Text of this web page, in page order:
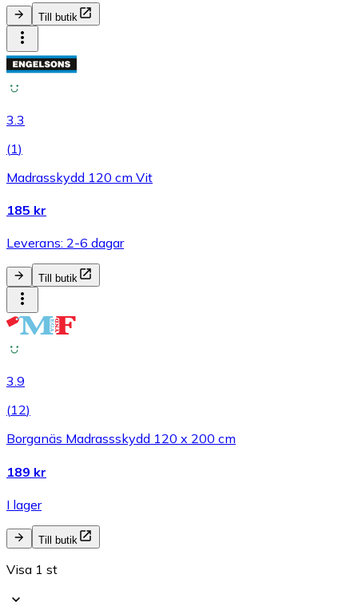
Till butik
3.3
(1)
Madrasskydd 120 cm Vit
185 kr
Leverans: 2-6 dagar
Till butik
3.9
(12)
Borganäs Madrassskydd 120 x 200 cm
189 kr
I lager
Till butik
Visa 1 st